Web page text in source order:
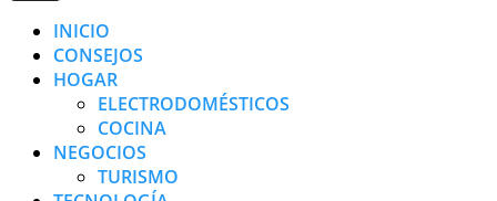
INICIO
CONSEJOS
HOGAR
ELECTRODOMÉSTICOS
COCINA
NEGOCIOS
TURISMO